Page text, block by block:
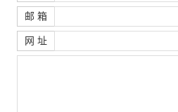
邮 箱
网 址